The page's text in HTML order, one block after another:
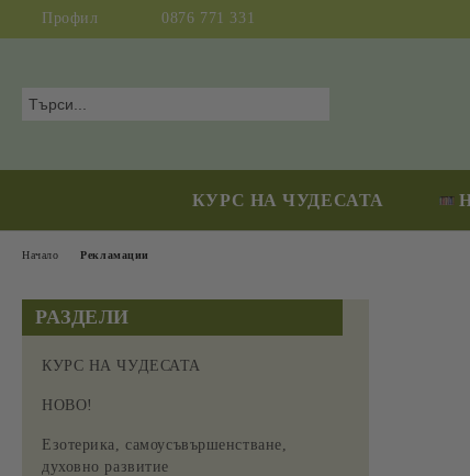
Профил 0876 771 331
КУРС НА ЧУДЕСАТА
РАЗДЕЛИ
КУРС НА ЧУДЕСАТА
НОВО!
Езотерика, самоусъвършенстване,
духовно развитие
Начало Рекламации